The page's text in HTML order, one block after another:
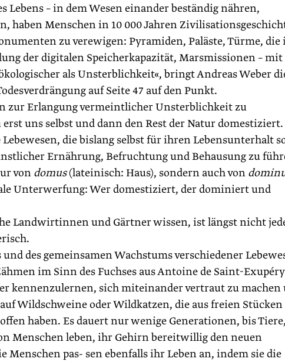
Lebens – in dem Wesen einander beständig nähren,
haben Menschen in 10 000 Jahren
zu verewigen: Pyramiden, Paläste, Türme, die
der digitalen Speicherkapazität, Marsmissionen – mit
als Unsterblichkeit«, bringt Andreas Weber
auf Seite 47 auf den Punkt.
zur Erlangung vermeintlicher Unsterblichkeit zu
uns selbst und dann den Rest der Natur domestiziert.
die bislang selbst für ihren Lebensunterhalt
Ernährung, Befruchtung und Behausung zu
von domus(lateinisch: Haus), sondern auch von
Unterwerfung: Wer domestiziert, der dominiert und
Landwirtinnen und Gärtner wissen, ist längst nicht
des gemeinsamen Wachstums verschiedener
im Sinn des Fuchses aus Antoine de Saint-
kennenzulernen, sich miteinander vertraut zu machen
Wildschweine oder Wildkatzen, die aus freien Stücken
haben. Es dauert nur wenige Generationen, bis
Menschen leben, ihr Gehirn bereitwillig den neuen
Menschen pas- sen ebenfalls ihr Leben an, indem sie die